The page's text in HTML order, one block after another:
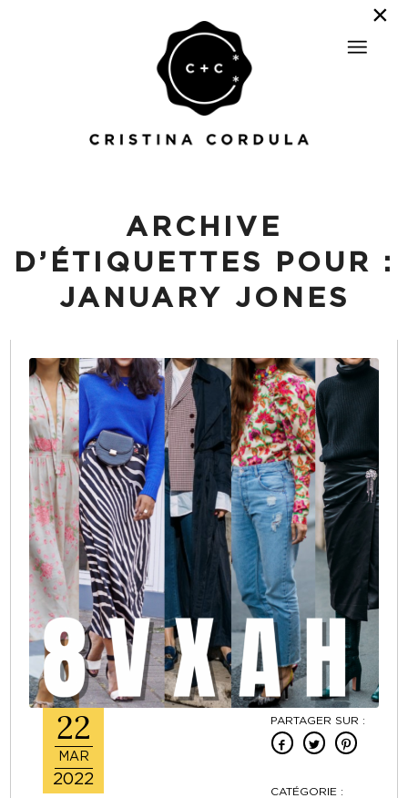
ARCHIVE
D’ÉTIQUETTES POUR :
JANUARY JONES
22
MAR
2022
PARTAGER SUR :
CATÉGORIE :